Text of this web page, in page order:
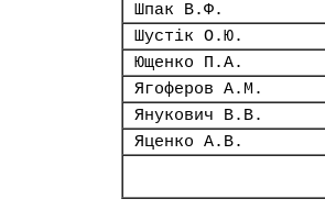
Шпак В.Ф.
Шустік О.Ю.
Ющенко П.А.
Ягоферов А.М.
Янукович В.В.
Яценко А.В.